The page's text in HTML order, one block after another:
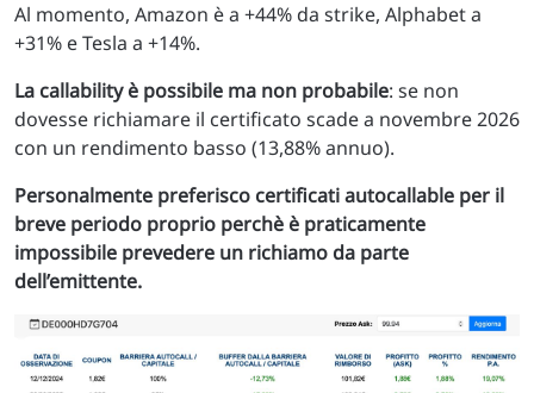
Al momento, Amazon è a +44% da strike, Alphabet a
+31% e Tesla a +14%.
La callability è possibile ma non probabile: se non
dovesse richiamare il certificato scade a novembre 2026
con un rendimento basso (13,88% annuo).
Personalmente preferisco certificati autocallable per il
breve periodo proprio perchè è praticamente
impossibile prevedere un richiamo da parte
dell’emittente.